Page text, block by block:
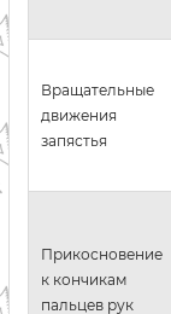
Вращательные
движения
запястья
Прикосновение
к кончикам
пальцев рук